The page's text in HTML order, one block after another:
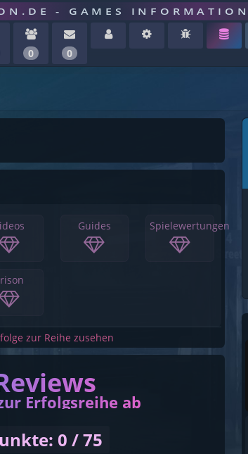
- GAMES INFORMATION
0 0
Guides Spielewertungen
zur Reihe zusehen
Erfolgsreihe ab
0 / 75